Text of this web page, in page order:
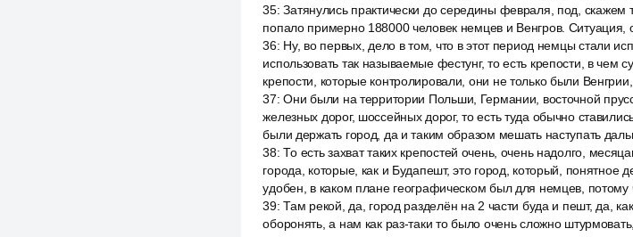
35:Затянулись практически до середины февраля, под,
попало примерно 188000 человек немцев и Венгров. Ситуация,
36: Ну, во первых, дело в том, что в этот период немцы стали
использовать так называемые фестунг, то есть крепости, в чем
крепости, которые контролировали, они не только были
37:Они были на территории Польши, Германии, восточной
железных дорог, шоссейных дорог, то есть туда обычно
были держать город, да и таким образом мешать наступать
38:То есть захват таких крепостей очень, очень надолго,
города, которые, как и Будапешт, это город, который, понятное
удобен, в каком плане географическом был для немцев, потому
39:Там рекой, да, город разделён на 2 части буда и пешт, да,
оборонять, а нам как раз-таки то было очень сложно